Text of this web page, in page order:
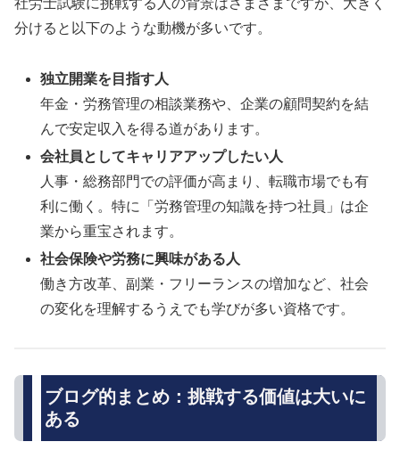
分けると以下のような動機が多いです。
独立開業を目指す人
年金・労務管理の相談業務や、企業の顧問契約を結
んで安定収入を得る道があります。
会社員としてキャリアアップしたい人
人事・総務部門での評価が高まり、転職市場でも有
利に働く。特に「労務管理の知識を持つ社員」は企
業から重宝されます。
社会保険や労務に興味がある人
働き方改革、副業・フリーランスの増加など、社会
の変化を理解するうえでも学びが多い資格です。
ブログ的まとめ：挑戦する価値は大いに
ある